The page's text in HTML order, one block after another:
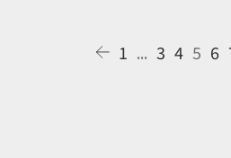
1 ... 3 4 5 6